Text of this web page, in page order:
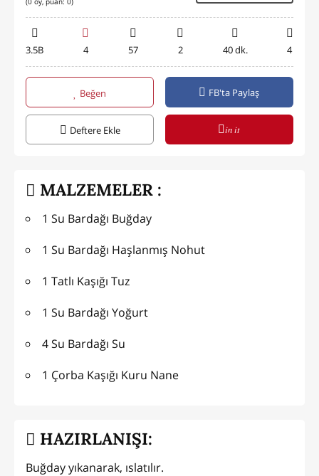
(0 oy, puan: 0)
3.5B 4 57 2 40 dk. 4
Beğen FB'ta Paylaş
Deftere Ekle in it
MALZEMELER :
1 Su Bardağı Buğday
1 Su Bardağı Haşlanmış Nohut
1 Tatlı Kaşığı Tuz
1 Su Bardağı Yoğurt
4 Su Bardağı Su
1 Çorba Kaşığı Kuru Nane
HAZIRLANIŞI:
Buğday yıkanarak, ıslatılır.